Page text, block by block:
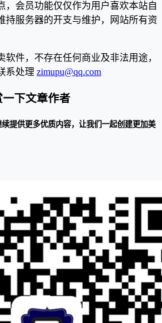
，会员功能仅仅作为用户喜欢本站自
持服务器的开支与维护，网站所有资
件，不存在任何商业及非法用途，
系处理 zimupu@qq.com
下文章作者
提供更多优质内容，让我们一起创建更加美